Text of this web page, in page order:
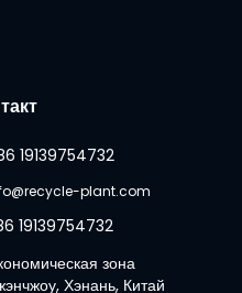
19139754732
plant.com
19139754732
зона
Хэнань, Китай